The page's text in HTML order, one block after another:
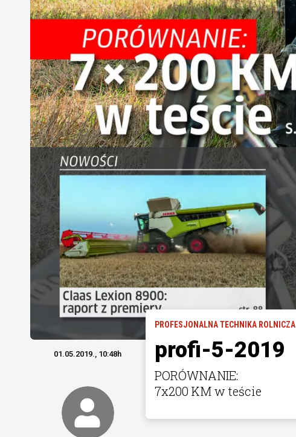
PROFESJONALNA TECHNIKA ROLNICZA
profi-5-2019
PORÓWNANIE:
7x200 KM w teście
01.05.2019., 10:48h